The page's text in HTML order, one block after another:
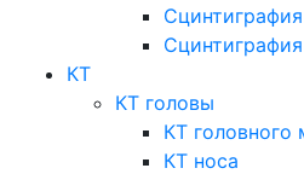
КТ
КТ головы
КТ головного
КТ носа